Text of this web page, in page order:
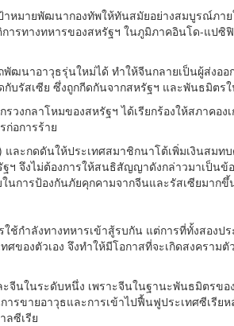
าหมายพัฒนากองทัพให้ทันสมัยอย่างสมบูรณ์ภา
ารทางทหารของสหรัฐฯ ในภูมิภาคอินโด-แปซิ
ฒนาอาวุธรุ่นใหม่ได้ ทำให้จีนกลายเป็นผู้ส่งออ
บรัสเซีย ซึ่งถูกกีดกันจากสหรัฐฯ และพันธมิตร
งกลาโหมของสหรัฐฯ ได้เรียกร้องให้สภาคอง
อการร้าย
ละกดดันให้ประเทศสมาชิกนาโต้เพิ่มเงินสมท
ฯ จึงไม่ต้องการให้สนธิสัญญาดังกล่าวมาเป็นข้
การป้องกันภัยคุกคามจากจีนและรัสเซียมากขึ้
กำลังทางทหารเข้าสู้รบกัน แต่การที่ทั้งสองปร
ของตัวเอง จึงทำให้มีโอกาสที่จะเกิดสงคราม
จีนในระดับหนึ่ง เพราะจีนในฐานะพันธมิตรขอ
รขายอาวุธและการเข้าไปฟื้นฟูประเทศซีเรียห
ลซีเรีย